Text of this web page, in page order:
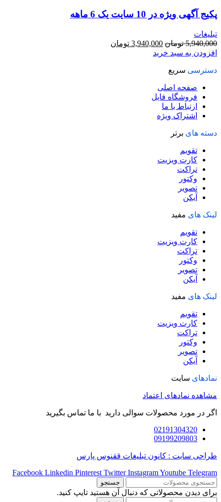
پکیج آگهی ویژه در 10 سایت یک 6 ماهه
تبلیغات
5,940,000 تومان قیمت
اصلی
3,940,000 تومان
افزودن به سبد خرید
دسترسی سریع
صفحه اصلی
فروشگاه فایل
ارتباط با ما
اشتراک ویژه
دسته های برتر
تقویم
کارت ویزیت
تراکت
وکتور
تصویر
آیکن
لینک های مفید
تقویم
کارت ویزیت
تراکت
وکتور
تصویر
آیکن
لینک های مفید
تقویم
کارت ویزیت
تراکت
وکتور
تصویر
آیکن
نمادهای سایت
مشاهده نمادهای اعتماد
اگر در مورد محصولات سوالی دارید با ما تماس بگیرید
02191304320
09199209803
طراحی سایت : کانون تبلیغات ققنوس پارس
Facebook Linkedin Pinterest Twitter InstagramYoutube Telegram
جستجو
برای دیدن محصولاتی که دنبال آن هستید تایپ کنید.